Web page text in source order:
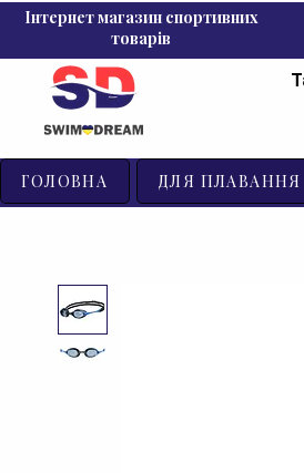
Інтернет магазин спортивних
товарів
ГОЛОВНА ДЛЯ ПЛАВАННЯ